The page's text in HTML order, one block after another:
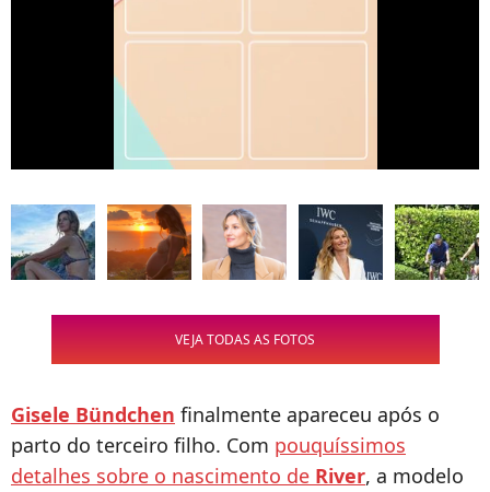
VEJA TODAS AS FOTOS
Gisele Bündchen finalmente apareceu após o
parto do terceiro filho. Com pouquíssimos
detalhes sobre o nascimento de River, a modelo